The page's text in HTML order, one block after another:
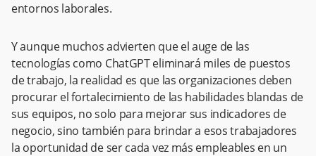
entornos laborales.
Y aunque muchos advierten que el auge de las
tecnologías como ChatGPT eliminará miles de puestos
de trabajo, la realidad es que las organizaciones deben
procurar el fortalecimiento de las habilidades blandas de
sus equipos, no solo para mejorar sus indicadores de
negocio, sino también para brindar a esos trabajadores
la oportunidad de ser cada vez más empleables en un